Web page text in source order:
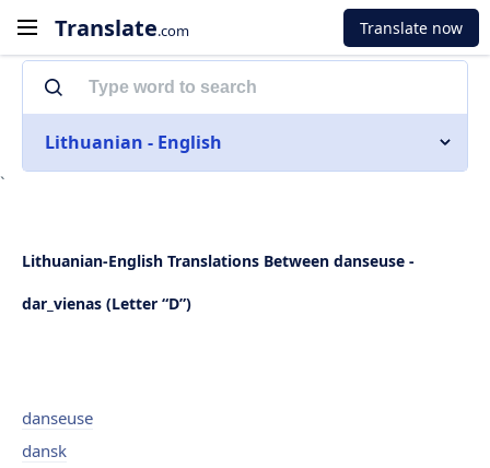
Translate.com Translate now
Lithuanian - English
`
Lithuanian-English Translations Between danseuse -
dar_vienas (Letter “D”)
danseuse
dansk